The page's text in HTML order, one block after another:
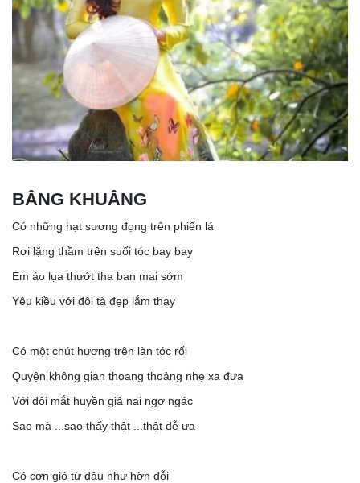
BÂNG KHUÂNG
Có những hạt sương đọng trên phiến lá
Rơi lặng thầm trên suối tóc bay bay
Em áo lụa thướt tha ban mai sớm
Yêu kiều với đôi tà đẹp lắm thay
Có một chút hương trên làn tóc rối
Quyện không gian thoang thoảng nhẹ xa đưa
Với đôi mắt huyền giả nai ngơ ngác
Sao mà ...sao thấy thật ...thật dễ ưa
Có cơn gió từ đâu như hờn dỗi